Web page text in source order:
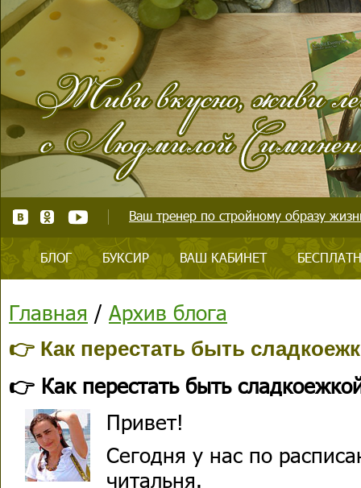
Ваш тренер по стройному образу
БЛОГ БУКСИР ВАШ КАБИНЕТ
Главная / Архив блога
👉 Как перестать быть
👉 Как перестать быть
Привет!
Сегодня у нас по
читальня.